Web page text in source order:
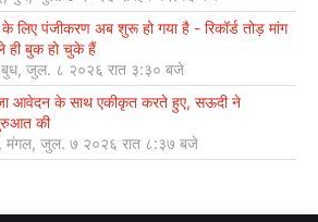
पंजीकरण अब शुरू हो गया है - रिकॉर्ड तोड़ मांग
बुक हो चुके हैं
बुध, जुल. ८ २०२६ रात ३:३० बजे
आवेदन के साथ एकीकृत करते हुए, सऊदी ने
की
मंगल, जुल. ७ २०२६ रात ८:३७ बजे